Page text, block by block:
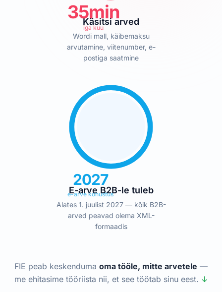
35min
iga kuu
Käsitsi arved
Wordi mall, käibemaksu
arvutamine, viitenumber, e-
postiga saatmine
2027
e-arve kohustus
E-arve B2B-le tuleb
Alates 1. juulist 2027 — kõik B2B-
arved peavad olema XML-
formaadis
FIE peab keskenduma oma tööle, mitte arvetele —
me ehitasime tööriista nii, et see töötab sinu eest. ↓